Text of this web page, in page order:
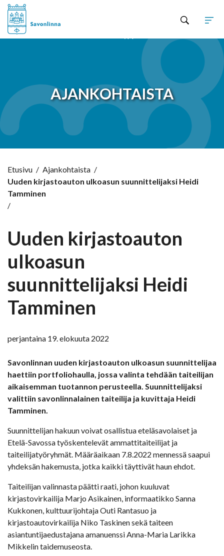
AJANKOHTAISTA
Etusivu / Ajankohtaista /
Uuden kirjastoauton ulkoasun suunnittelijaksi Heidi
Tamminen
/
Uuden kirjastoauton
ulkoasun
suunnittelijaksi Heidi
Tamminen
perjantaina 19. elokuuta 2022
Savonlinnan uuden kirjastoauton ulkoasun suunnittelijaa
haettiin portfoliohaulla, jossa valinta tehdään taiteilijan
aikaisemman tuotannon perusteella. Suunnittelijaksi
valittiin savonlinnalainen taiteilija ja kuvittaja Heidi
Tamminen.
Suunnittelijan hakuun voivat osallistua eteläsavolaiset ja
Etelä-Savossa työskentelevät ammattitaiteilijat ja
taiteilijatyöryhmät. Määräaikaan 7.8.2022 mennessä saapui
yhdeksän hakemusta, jotka kaikki täyttivät haun ehdot.
Taiteilijan valinnasta päätti raati, johon kuuluvat
kirjastovirkailija Marjo Asikainen, informaatikko Sanna
Kukkonen, kulttuurijohtaja Outi Rantasuo ja
kirjastoautovirkailija Niko Taskinen sekä taiteen
asiantuntijaedustajana amanuenssi Anna-Maria Larikka
Mikkelin taidemuseosta.